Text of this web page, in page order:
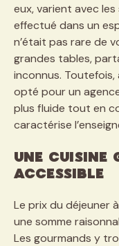
eux, varient avec
effectué dans un
n’était pas rare de
grandes tables,
inconnus.
opté pour un
plus fluide tout en
caractérise
Une cuisine
accessible
Le prix du déjeuner
une somme
Les gourmands y